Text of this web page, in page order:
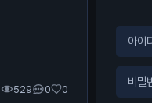
529 0 0